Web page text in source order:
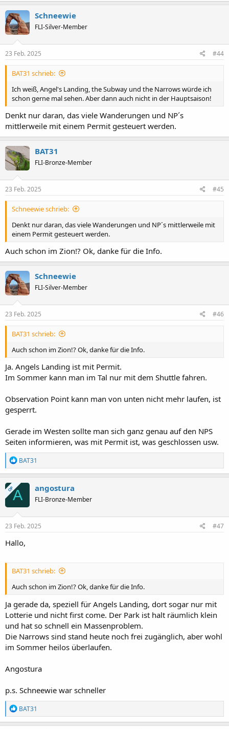
o
n
e
n
Schneewie
FLI-Silver-Member
23 Feb. 2025 #44
BAT31 schrieb:
Ich weiß, Angel's Landing, the Subway und the Narrows würde ich
schon gerne mal sehen. Aber dann auch nicht in der Hauptsaison!
Denkt nur daran, das viele Wanderungen und NP´s
mittlerweile mit einem Permit gesteuert werden.
BAT31
FLI-Bronze-Member
23 Feb. 2025 #45
Schneewie schrieb:
Denkt nur daran, das viele Wanderungen und NP´s mittlerweile mit
einem Permit gesteuert werden.
Auch schon im Zion!? Ok, danke für die Info.
Schneewie
FLI-Silver-Member
23 Feb. 2025 #46
BAT31 schrieb:
Auch schon im Zion!? Ok, danke für die Info.
Ja. Angels Landing ist mit Permit.
Im Sommer kann man im Tal nur mit dem Shuttle fahren.
Observation Point kann man von unten nicht mehr laufen, ist
gesperrt.
Gerade im Westen sollte man sich ganz genau auf den NPS
Seiten informieren, was mit Permit ist, was geschlossen usw.
R
e
a
k
t
o
n
e
:
BAT31
OPA angostura
FLI-Bronze-Member
23 Feb. 2025 #47
Hallo,
BAT31 schrieb:
Auch schon im Zion!? Ok, danke für die Info.
Ja gerade da, speziell für Angels Landing, dort sogar nur mit
Lotterie und nicht first come. Der Park ist halt räumlich klein
und hat so schnell ein Massenproblem.
Die Narrows sind stand heute noch frei zugänglich, aber wohl
im Sommer heilos überlaufen.
Angostura
p.s. Schneewie war schneller
R
e
a
BAT31